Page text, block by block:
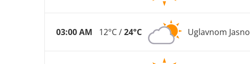
03:00 AM 12°C /24°C Uglavnom Jasno